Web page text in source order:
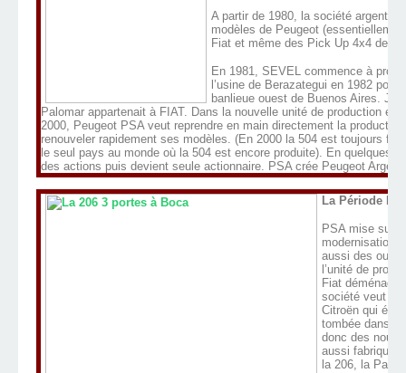
A partir de 1980, la société
modèles de Peugeot
Fiat et même des Pick Up 4x4 de
En 1981, SEVEL commence à
l’usine de Berazategui en 1982 pour
banlieue ouest de Buenos Aires.
Palomar appartenait à FIAT. Dans la nouvelle unité de production
2000, Peugeot PSA veut reprendre en main directement la
renouveler rapidement ses modèles. (En 2000 la 504 est toujours
le seul pays au monde où la 504 est encore produite). En quelques
des actions puis devient seule actionnaire. PSA crée Peugeot
La Période
PSA mise sur
modernisation
aussi des
l’unité de
Fiat déménage
société veut
Citroën qui
tombée dans
donc des
aussi fabriqué
la 206, la